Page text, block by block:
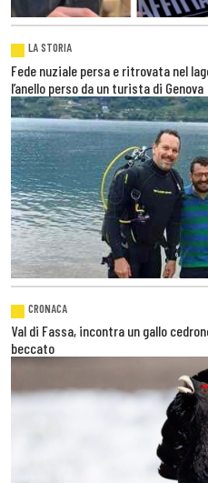
LA STORIA
Fede nuziale persa e ritrovata nel
l’anello perso da un turista di Genova
CRONACA
Val di Fassa, incontra un gallo
beccato